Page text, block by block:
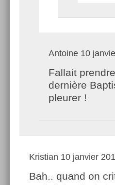
Antoine 10
Fallait
dernière
pleurer !
Kristian 10 janvier
Bah.. quand on